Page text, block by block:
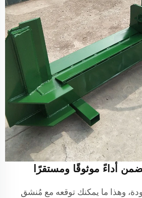
أداءً موثوقًا ومستقرًا
وهذا ما يمكنك توقعه مع مُنشق